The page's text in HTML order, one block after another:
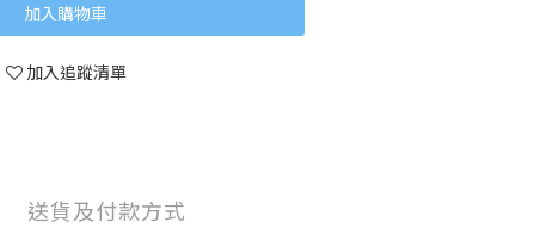
加入購物車
加入追蹤清單
送貨及付款方式